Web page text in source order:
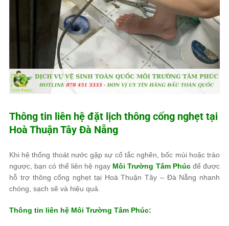
Thông tin liên hệ đặt lịch thông cống nghẹt tại
Hoà Thuận Tây Đà Nẵng
Khi hệ thống thoát nước gặp sự cố tắc nghẽn, bốc mùi hoặc trào
ngược, bạn có thể liên hệ ngay Môi Trường Tâm Phúcđể được
hỗ trợ thông cống nghẹt tại Hoà Thuận Tây – Đà Nẵng nhanh
chóng, sạch sẽ và hiệu quả.
Thông tin liên hệ Môi Trường Tâm Phúc: